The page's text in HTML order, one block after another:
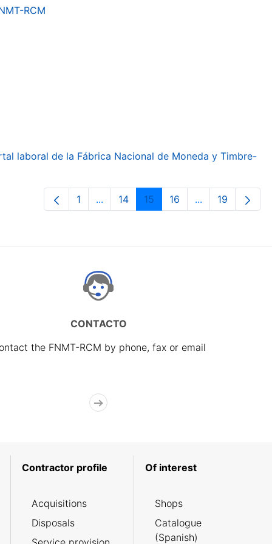
RCM
laboral de la Fábrica Nacional de Moneda y Timbre-
Page
1 ...Intermediate Pages Use TAB to
Page
14 Page
15 Page
16 ...Intermediate
Page
19
CONTACTO
the FNMT-RCM by phone, fax or email
Contractor profile
Acquisitions
Disposals
Of interest
Shops
Catalogue
(Spanish)